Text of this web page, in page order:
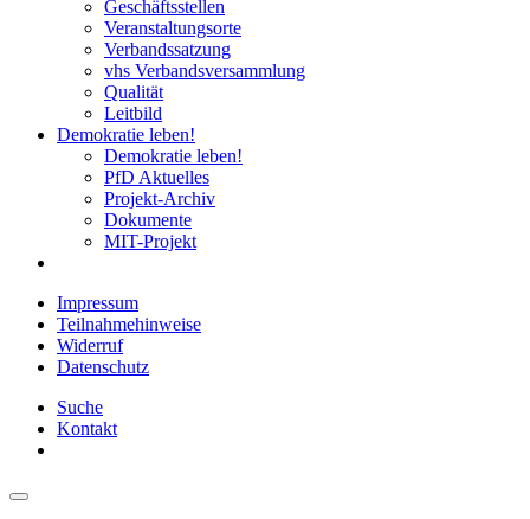
Geschäftsstellen
Veranstaltungsorte
Verbandssatzung
vhs Verbandsversammlung
Qualität
Leitbild
Demokratie leben!
Demokratie leben!
PfD Aktuelles
Projekt-Archiv
Dokumente
MIT-Projekt
Impressum
Teilnahmehinweise
Widerruf
Datenschutz
Suche
Kontakt